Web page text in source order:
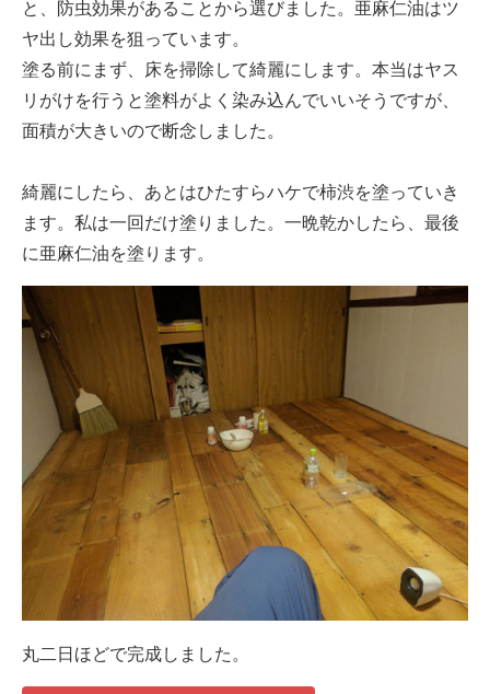
と、防虫効果があることから選びました。亜麻仁油はツ
ヤ出し効果を狙っています。
塗る前にまず、床を掃除して綺麗にします。本当はヤス
リがけを行うと塗料がよく染み込んでいいそうですが、
面積が大きいので断念しました。
綺麗にしたら、あとはひたすらハケで柿渋を塗っていき
ます。私は一回だけ塗りました。一晩乾かしたら、最後
に亜麻仁油を塗ります。
丸二日ほどで完成しました。